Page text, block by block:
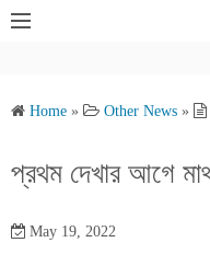
Home » Other News »
প্রথম দেখার আগে
May 19, 2022